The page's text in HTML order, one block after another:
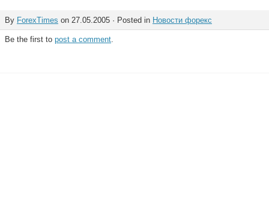
By ForexTimes on 27.05.2005 · Posted in Новости форекс
Be the first to post a comment.